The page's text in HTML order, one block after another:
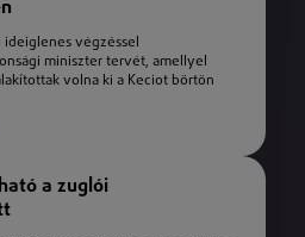
végzéssel
miniszter tervét, amellyel
volna ki a Keciot börtön
a zuglói